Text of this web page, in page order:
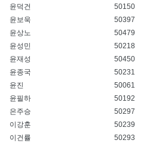
윤덕건
50150
윤보욱
50397
윤상노
50479
윤성민
50218
윤재성
50450
윤종국
50231
윤진
50061
윤필하
50192
은주승
50297
이강훈
50239
이건률
50293